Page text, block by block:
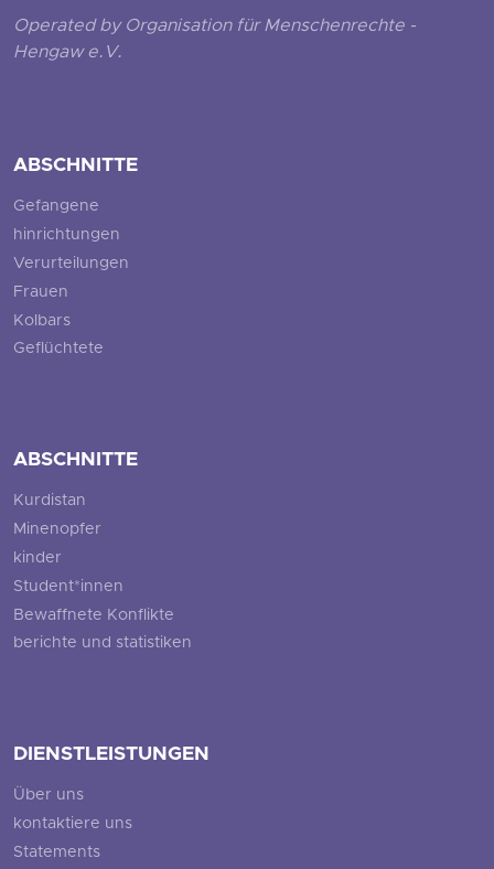
Operated by Organisation für Menschenrechte -
Hengaw e.V.
ABSCHNITTE
Gefangene
hinrichtungen
Verurteilungen
Frauen
Kolbars
Geflüchtete
ABSCHNITTE
Kurdistan
Minenopfer
kinder
Student*innen
Bewaffnete Konflikte
berichte und statistiken
DIENSTLEISTUNGEN
Über uns
kontaktiere uns
Statements